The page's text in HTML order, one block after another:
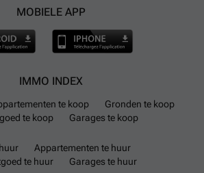
MOBIELE APP
IMMO INDEX
te koop
Gronden te koop
te koop
Garages te koop
Appartementen te huur
te huur
Garages te huur